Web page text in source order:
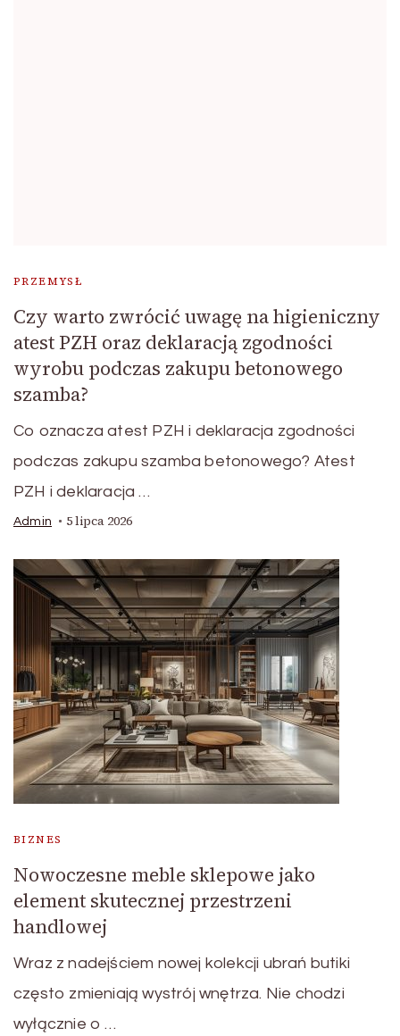
PRZEMYSŁ
Czy warto zwrócić uwagę na higieniczny
atest PZH oraz deklaracją zgodności
wyrobu podczas zakupu betonowego
szamba?
Co oznacza atest PZH i deklaracja zgodności
podczas zakupu szamba betonowego? Atest
PZH i deklaracja …
Admin 5 lipca 2026
BIZNES
Nowoczesne meble sklepowe jako
element skutecznej przestrzeni
handlowej
Wraz z nadejściem nowej kolekcji ubrań butiki
często zmieniają wystrój wnętrza. Nie chodzi
wyłącznie o …